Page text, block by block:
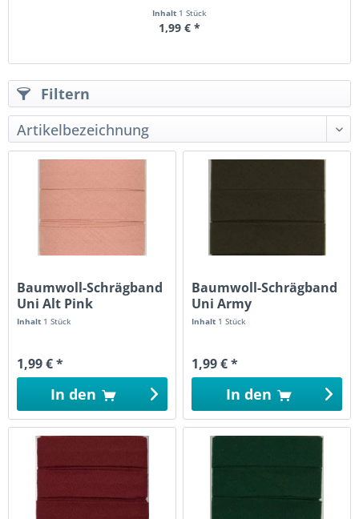
Inhalt 1 Stück
1,99 € *
Filtern
Baumwoll-Schrägband
Uni Alt Pink
Inhalt 1 Stück
1,99 € *
In den
Baumwoll-Schrägband
Uni Army
Inhalt 1 Stück
1,99 € *
In den